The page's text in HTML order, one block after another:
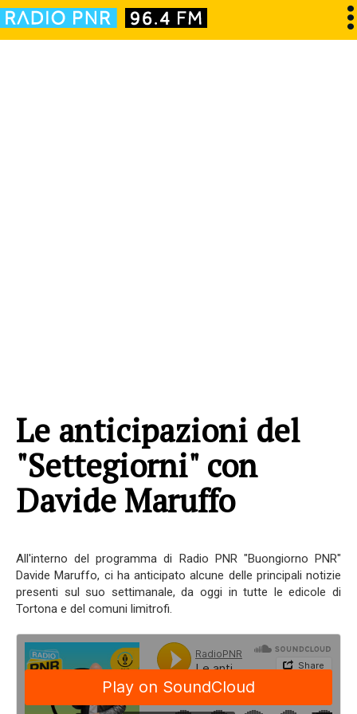
Le anticipazioni del
"Settegiorni" con
Davide Maruffo
All'interno del programma di Radio PNR "Buongiorno PNR"
Davide Maruffo, ci ha anticipato alcune delle principali notizie
presenti sul suo settimanale, da oggi in tutte le edicole di
Tortona e del comuni limitrofi.